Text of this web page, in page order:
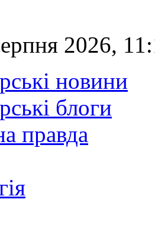
2026,
новини
блоги
правда